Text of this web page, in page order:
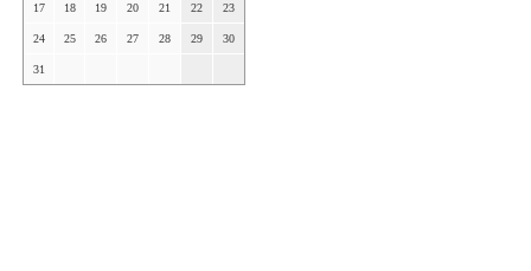
17 18 19 20 21 22 23
24 25 26 27 28 29 30
31